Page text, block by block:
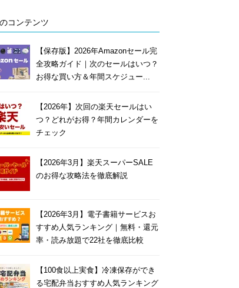
コンテンツ
【保存版】2026年Amazonセール完
全攻略ガイド｜次のセールはいつ？
お得な買い方＆年間スケジュー...
【2026年】次回の楽天セールはい
つ？どれがお得？年間カレンダーを
チェック
【2026年3月】楽天スーパーSALE
のお得な攻略法を徹底解説
【2026年3月】電子書籍サービスお
すすめ人気ランキング｜無料・還元
率・読み放題で22社を徹底比較
【100食以上実食】冷凍保存ができ
る宅配弁当おすすめ人気ランキング